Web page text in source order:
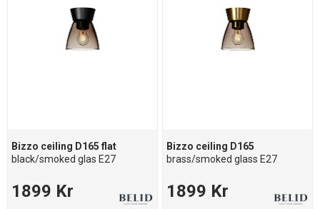
Bizzo ceiling D165 flat
black/smoked glas E27
1899 Kr
Bizzo ceiling D165
brass/smoked glass E27
1899 Kr